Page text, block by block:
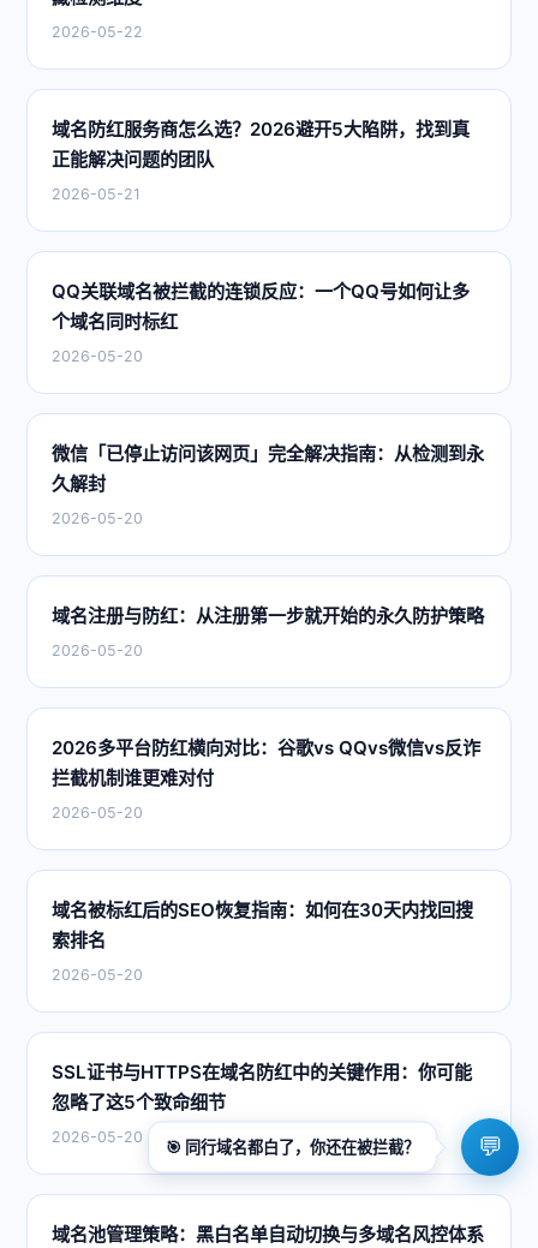
2026-05-22
域名防红服务商怎么选？2026避开5大陷阱，找到真
正能解决问题的团队
2026-05-21
QQ关联域名被拦截的连锁反应：一个QQ号如何让多
个域名同时标红
2026-05-20
微信「已停止访问该网页」完全解决指南：从检测到永
久解封
2026-05-20
域名注册与防红：从注册第一步就开始的永久防护策略
2026-05-20
2026多平台防红横向对比：谷歌vs QQvs微信vs反诈
拦截机制谁更难对付
2026-05-20
域名被标红后的SEO恢复指南：如何在30天内找回搜
索排名
2026-05-20
SSL证书与HTTPS在域名防红中的关键作用：你可能
忽略了这5个致命细节
2026-05-20
域名池管理策略：黑白名单自动切换与多域名风控体系
🎯 同行域名都白了，你还在被拦截？ 💬